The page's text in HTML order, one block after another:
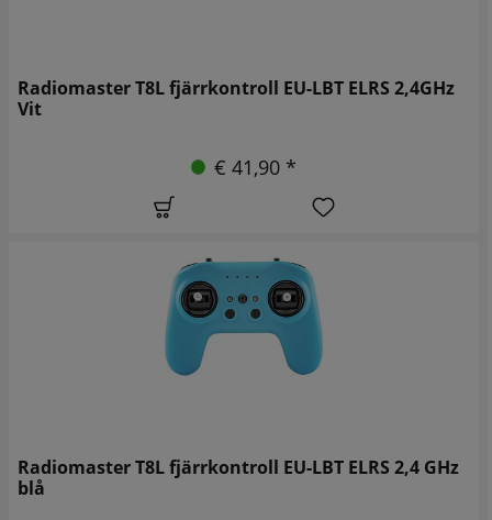
Radiomaster T8L fjärrkontroll EU-LBT ELRS 2,4GHz
Vit
€ 41,90 *
Radiomaster T8L fjärrkontroll EU-LBT ELRS 2,4 GHz
blå